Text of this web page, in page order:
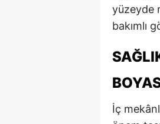
yüzeyde
bakımlı
İç